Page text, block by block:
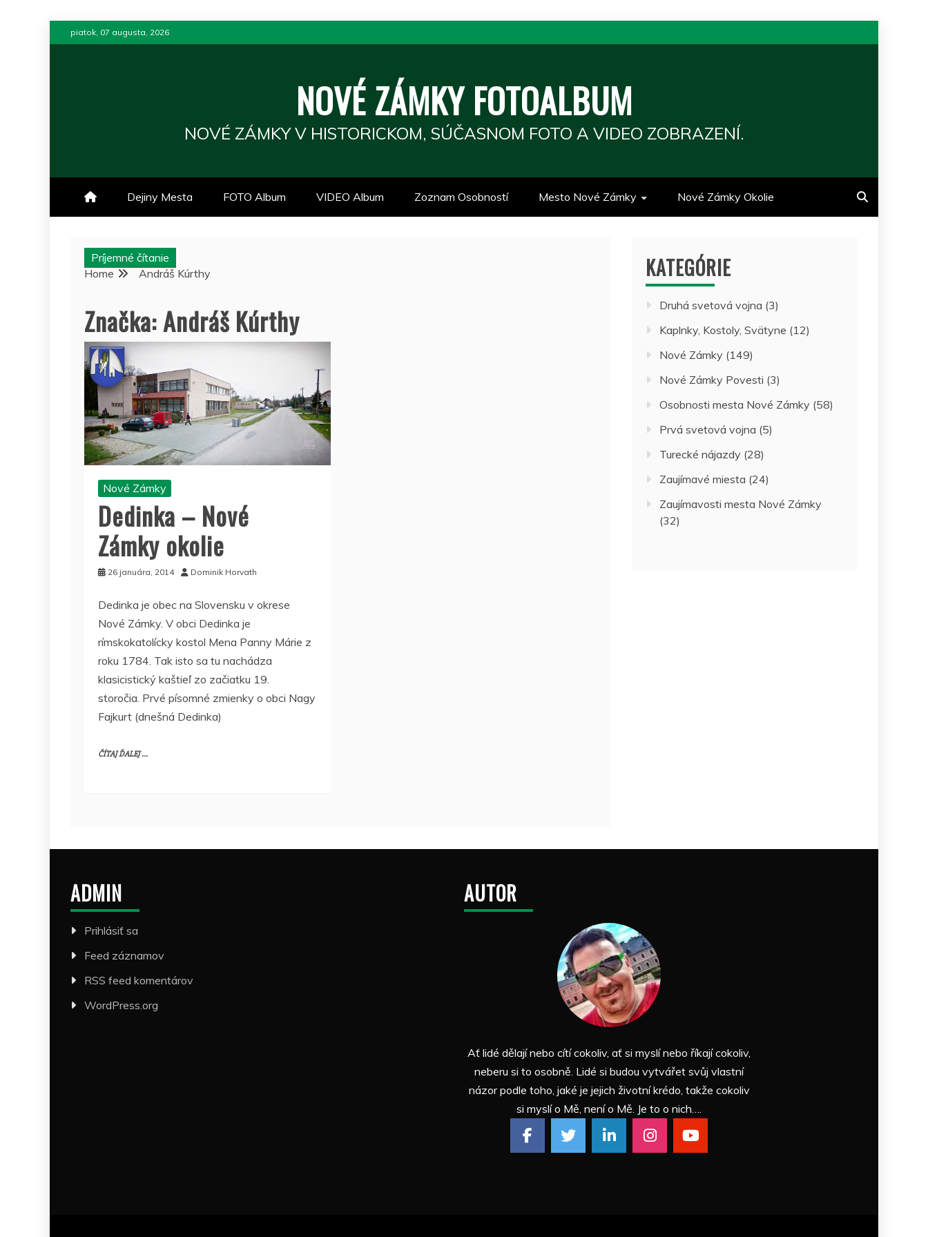
to
piatok, 07 augusta, 2026
NOVÉ ZÁMKY FOTOALBUM
NOVÉ ZÁMKY V HISTORICKOM, SÚČASNOM FOTO A VIDEO ZOBRAZENÍ.
Dejiny Mesta FOTO Album VIDEO Album Zoznam Osobností Mesto Nové Zámky Nové Zámky Okolie
Príjemné čítanie
Home
Andráš Kúrthy
Značka:Andráš Kúrthy
Nové Zámky
Dedinka – Nové
Zámky okolie
26 januára, 2014 Dominik Horvath
Dedinka je obec na Slovensku v okrese
Nové Zámky. V obci Dedinka je
rímskokatolícky kostol Mena Panny Márie z
roku 1784. Tak isto sa tu nachádza
klasicistický kaštieľ zo začiatku 19.
storočia. Prvé písomné zmienky o obci Nagy
Fajkurt (dnešná Dedinka)
ČÍTAJ ĎALEJ ...
KATEGÓRIE
Druhá svetová vojna (3)
Kaplnky, Kostoly, Svätyne (12)
Nové Zámky (149)
Nové Zámky Povesti (3)
Osobnosti mesta Nové Zámky (58)
Prvá svetová vojna (5)
Turecké nájazdy (28)
Zaujímavé miesta (24)
Zaujímavosti mesta Nové Zámky
(32)
ADMIN
Prihlásiť sa
Feed záznamov
RSS feed komentárov
WordPress.org
AUTOR
Ať lidé dělají nebo cítí cokoliv, ať si myslí nebo říkají cokoliv,
neberu si to osobně. Lidé si budou vytvářet svůj vlastní
názor podle toho, jaké je jejich životní krédo, takže cokoliv
si myslí o Mě, není o Mě. Je to o nich….